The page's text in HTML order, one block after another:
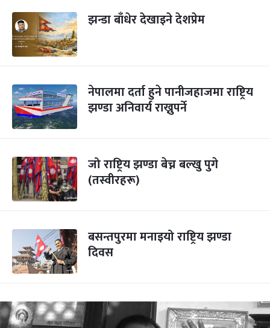
झन्डा बाँधेर देखाइने देशप्रेम
नेपालमा दर्ता हुने पानीजहाजमा राष्ट्रिय
झण्डा अनिवार्य राख्नुपर्ने
जो राष्ट्रिय झण्डा बेच्न बल्खु पुगे
(तस्वीरहरू)
बसन्तपुरमा मनाइयो राष्ट्रिय झण्डा
दिवस